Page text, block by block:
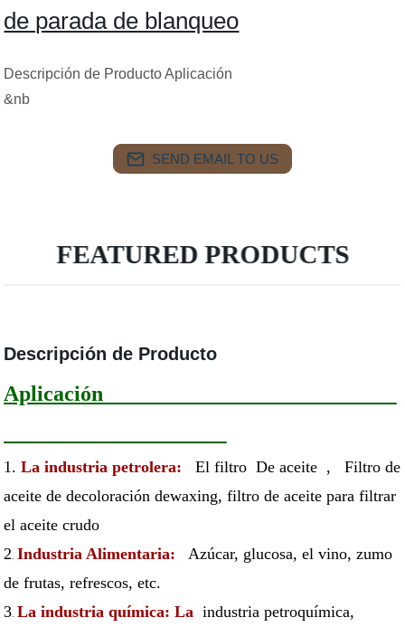
de parada de blanqueo
Descripción de Producto Aplicación
&nb
SEND EMAIL TO US
FEATURED PRODUCTS
Descripción de Producto
Aplicación
1.La industria petrolera:
El filtro De aceite , Filtro de
aceite de decoloración dewaxing, filtro de aceite para filtrar
el aceite crudo
2 Industria Alimentaria:
Azúcar, glucosa, el vino, zumo
de frutas, refrescos, etc.
3 La industria química: Laindustria petroquímica,